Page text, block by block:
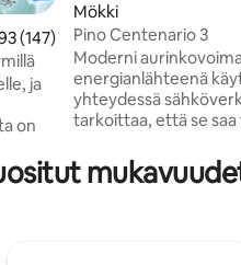
arvio 4,93/5, 147
(147)
ja
on
Mökki
Pino Centenario 3
Moderni
energianlähteenä
yhteydessä
tarkoittaa, että se saa
generaattorin.
kunnostettu mökki